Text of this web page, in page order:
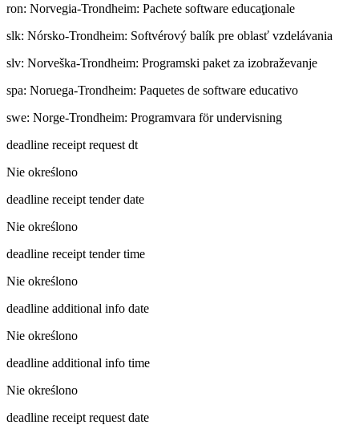
ron: Norvegia-Trondheim: Pachete software educaţionale
slk: Nórsko-Trondheim: Softvérový balík pre oblasť vzdelávania
slv: Norveška-Trondheim: Programski paket za izobraževanje
spa: Noruega-Trondheim: Paquetes de software educativo
swe: Norge-Trondheim: Programvara för undervisning
deadline receipt request dt
Nie określono
deadline receipt tender date
Nie określono
deadline receipt tender time
Nie określono
deadline additional info date
Nie określono
deadline additional info time
Nie określono
deadline receipt request date